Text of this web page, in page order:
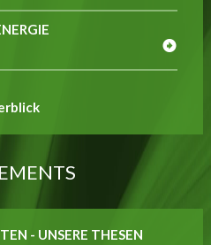
- UNSERE THESEN